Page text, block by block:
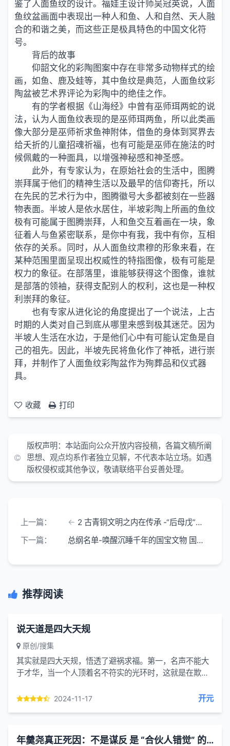
鉴了人面鱼纹的设计。福娃主设计师吴冠英说，人面
鱼纹盆画面中表现出一种人和鱼、人和自然、天人融
合的和谐之美，而这些正是极具特色的中国文化符
号。
背后的故事
仰韶文化的彩陶图案中存在非常多动物样式的绘
画，如鱼、鹿及蛙等，其中鱼纹是典范，人面鱼纹彩
陶盆被艺术界评论为彩陶中的绝佳之作。
有的学者根据《山海经》中曾有巫师珥两蛇的说
法，认为人面鱼纹表现的是巫师珥两鱼，所以此类画
像大部分是巫师祈求鱼神附体，借鱼的身体到冥界去
给夭折的儿童招魂祈福，也有可能是巫师在施法的时
候佩戴的一种面具，以增强神秘感和神圣感。
此外，有专家认为，在原始社会的生活中，图腾
崇拜属于他们的精神生活以及最早的信仰寄托，所以
在先民的艺术行为中，图腾徽号大多都被刻在一些器
物表面。半坡人是依水居住，半坡彩陶上所画的鱼纹
极有可能属于图腾崇拜，人和鱼交互着画在一块，象
征着人与鱼紧密联系，是你中有我，我中有你，互相
依存的关系。同时，从人面鱼纹肃穆的形象来看，在
某种范围里面呈现出权威性的特指图像，极有可能是
权力的象征。在部落里，谁能够获得这个图像，谁就
是部落的领袖，获得支配别人的权利，这也是一种权
利崇拜的象征。
也有专家从进化论的角度提出了一个说法，上古
时期的人类对自己到底从哪里来感到极其迷茫。因为
半坡人生活在水边，于是他们心中有可能认定鱼是自
己的祖先。因此，半坡先民将鱼化作了神祇，进行崇
拜，并制作了人面鱼纹彩陶盆作为殉葬品和仪式器
具。
收藏 打印
版权声明：本站面向公众开放内容投稿，各篇文稿所阐
思想、观点均系作者独立见解，不代表本站立场。如遇
版权侵权或其他争议，敬请联络平台妥善处理。
上一篇：
2 古青铜文明之内在传承 -“后母戊”鼎-国宝文物系列-无价之宝
下一篇：
总纲名单-唤醒沉睡千年的国宝文物 国之重器 镇馆之宝系列
推荐阅读
说天道是四大天规
原创/搜集
其实就是四大天规，悟透了避祸求福。第一，名声不能大
于才华，当一个人顶着名不符实的光环时，这就是在欺骗
2024-11-17 开元
年羹尧真正死因：不是谋反 是 “合伙人错觉” 的职场绝症